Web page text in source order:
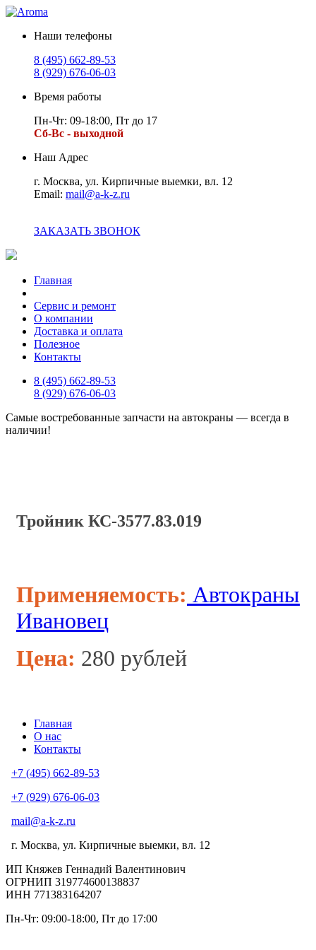
Наши телефоны
8 (495) 662-89-53
8 (929) 676-06-03
Время работы
Пн-Чт: 09-18:00, Пт до 17
Сб-Вс - выходной
Наш Адрес
г. Москва, ул. Кирпичные выемки, вл. 12
Email: mail@a-k-z.ru
ЗАКАЗАТЬ ЗВОНОК
Главная
Сервис и ремонт
О компании
Доставка и оплата
Полезное
Контакты
8 (495) 662-89-53
8 (929) 676-06-03
Самые востребованные запчасти на автокраны — всегда в
наличии!
Тройник КС-3577.83.019
Применяемость: Автокраны
Ивановец
Цена: 280 рублей
Главная
О нас
Контакты
+7 (495) 662-89-53
+7 (929) 676-06-03
mail@a-k-z.ru
г. Москва, ул. Кирпичные выемки, вл. 12
ИП Княжев Геннадий Валентинович
ОГРНИП 319774600138837
ИНН 771383164207
Пн-Чт: 09:00-18:00, Пт до 17:00